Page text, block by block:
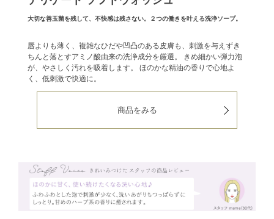
大切な善玉菌を残して、不快感は残さない。２つの働きを叶える洗浄ソープ。
唇よりも薄く、複雑なひだや凹凸のある皮膚も、刺激を与えずき
ちんと落とすアミノ酸由来の洗浄成分を厳選。
きめ細かい弾力泡
が、やさしく汚れを吸着します。
ほのかな精油の香りで心地よ
く、低刺激で快適に。
商品をみる